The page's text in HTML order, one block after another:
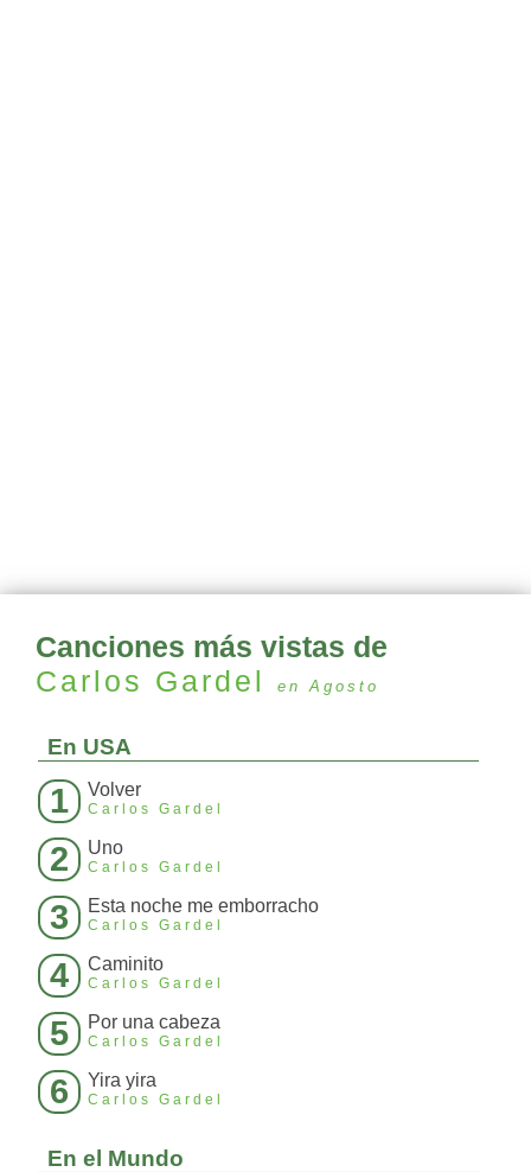
Canciones más vistas de
Carlos Gardel
en Agosto
En USA
1 Volver
Carlos Gardel
2 Uno
Carlos Gardel
3 Esta noche me emborracho
Carlos Gardel
4 Caminito
Carlos Gardel
5 Por una cabeza
Carlos Gardel
6 Yira yira
Carlos Gardel
En el Mundo